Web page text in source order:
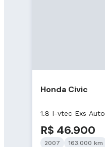
Honda Civic
1.8 I-vtec Exs Auto
R$ 46.900
2007
163.000 km